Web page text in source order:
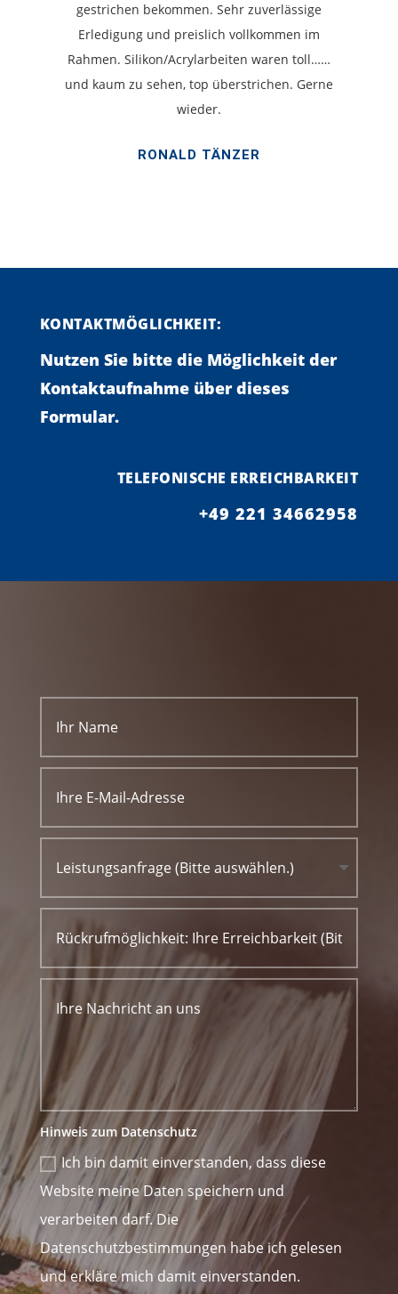
gestrichen bekommen. Sehr zuverlässige
Erledigung und preislich vollkommen im
Rahmen. Silikon/Acrylarbeiten waren toll……
und kaum zu sehen, top überstrichen. Gerne
wieder.
RONALD TÄNZER
KONTAKTMÖGLICHKEIT:
Nutzen Sie bitte die Möglichkeit der
Kontaktaufnahme über dieses
Formular.
TELEFONISCHE ERREICHBARKEIT
+49 221 34662958
Hinweis zum Datenschutz
Ich bin damit einverstanden, dass diese
Website meine Daten speichern und
verarbeiten darf. Die
Datenschutzbestimmungen habe ich gelesen
und erkläre mich damit einverstanden.